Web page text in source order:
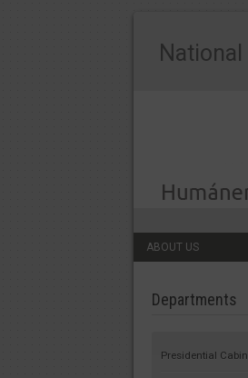
ABOUT US
Departments
Presidential